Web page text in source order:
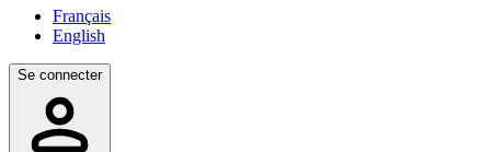
Français
English
Se connecter